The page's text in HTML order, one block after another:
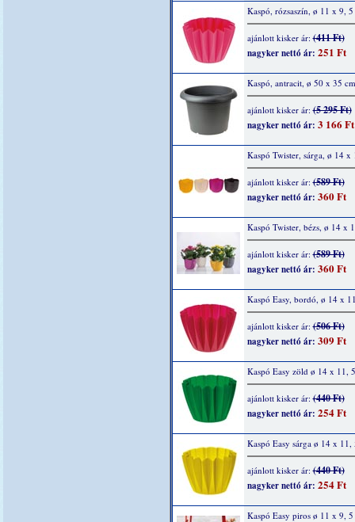
Kaspó, rózsaszín, ø 11 x 9,
ajánlott kisker ár:(411 Ft)
nagyker nettó ár: 251 Ft
Kaspó, antracit, ø 50 x 35 cm
ajánlott kisker ár:(5 295 Ft)
nagyker nettó ár: 3 166 Ft
Kaspó Twister, sárga, ø 14 x
ajánlott kisker ár:(589 Ft)
nagyker nettó ár: 360 Ft
Kaspó Twister, bézs, ø 14 x
ajánlott kisker ár:(589 Ft)
nagyker nettó ár: 360 Ft
Kaspó Easy, bordó, ø 14 x
ajánlott kisker ár:(506 Ft)
nagyker nettó ár: 309 Ft
Kaspó Easy zöld ø 14 x 11,
ajánlott kisker ár:(440 Ft)
nagyker nettó ár: 254 Ft
Kaspó Easy sárga ø 14 x 11,
ajánlott kisker ár:(440 Ft)
nagyker nettó ár: 254 Ft
Kaspó Easy piros ø 11 x 9,